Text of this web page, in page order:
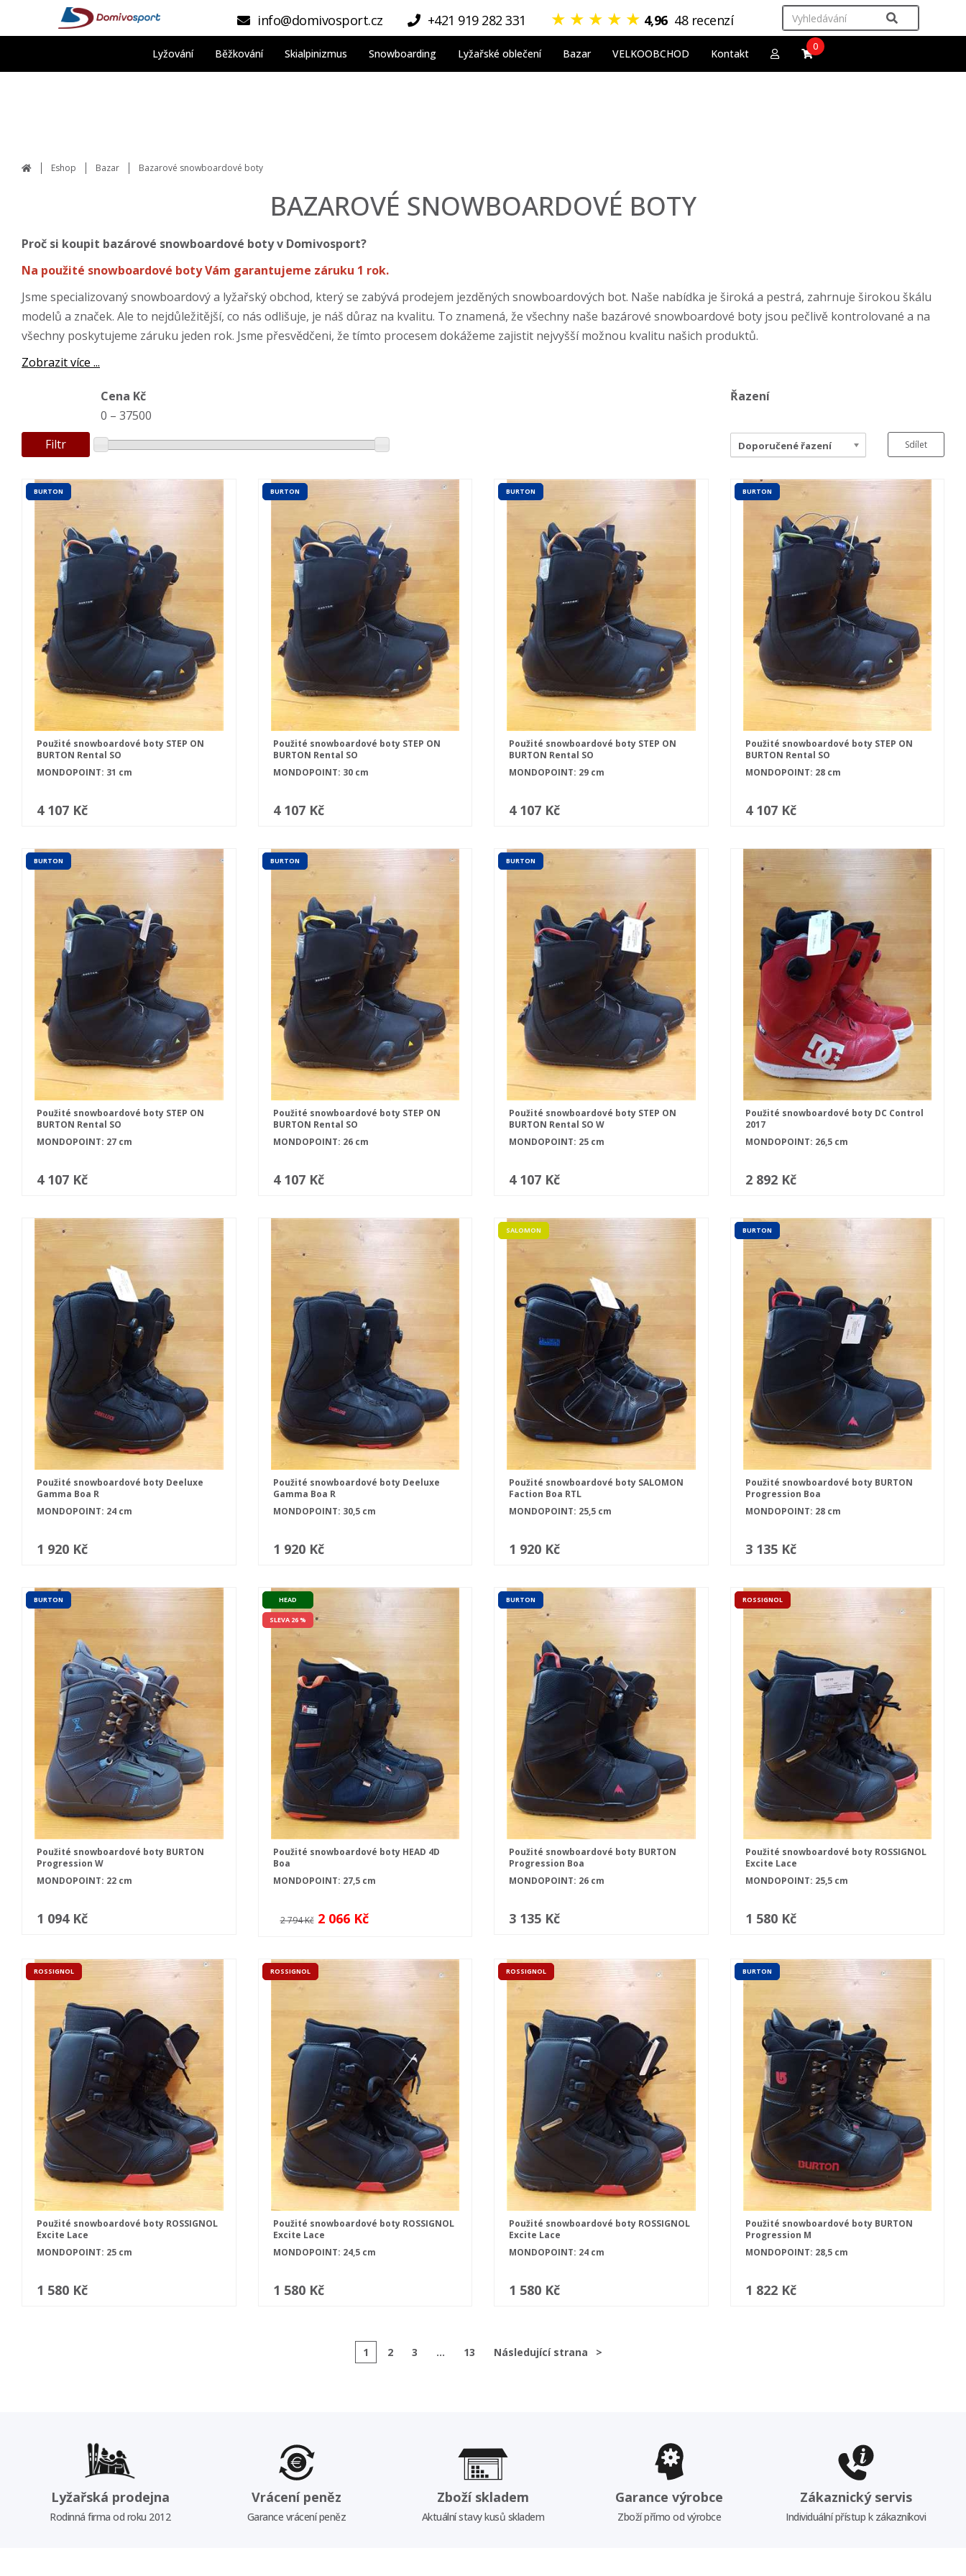
info@domivosport.cz +421 919 282 331 ★ ★ ★ ★ ★ 4,96 48 recenzí
Lyžování Běžkování Skialpinizmus Snowboarding Lyžařské oblečení Bazar VELKOOBCHOD Kontakt
0
Eshop Bazar Bazarové snowboardové boty
BAZAROVÉ SNOWBOARDOVÉ BOTY
Proč si koupit bazárové snowboardové boty v Domivosport?
Na použité snowboardové boty Vám garantujeme záruku 1 rok.
Jsme specializovaný snowboardový a lyžařský obchod, který se zabývá prodejem jezděných snowboardových bot. Naše nabídka je široká a pestrá, zahrnuje širokou škálu
modelů a značek. Ale to nejdůležitější, co nás odlišuje, je náš důraz na kvalitu. To znamená, že všechny naše bazárové snowboardové boty jsou pečlivě kontrolované a na
všechny poskytujeme záruku jeden rok. Jsme přesvědčeni, že tímto procesem dokážeme zajistit nejvyšší možnou kvalitu našich produktů.
Zobrazit více ...
Filtr
Cena Kč
0 – 37500
Řazení
Doporučené řazení Sdílet
BURTON
Použité snowboardové boty STEP ON
BURTON Rental SO
MONDOPOINT: 31 cm
4 107 Kč
BURTON
Použité snowboardové boty STEP ON
BURTON Rental SO
MONDOPOINT: 30 cm
4 107 Kč
BURTON
Použité snowboardové boty STEP ON
BURTON Rental SO
MONDOPOINT: 29 cm
4 107 Kč
BURTON
Použité snowboardové boty STEP ON
BURTON Rental SO
MONDOPOINT: 28 cm
4 107 Kč
BURTON
Použité snowboardové boty STEP ON
BURTON Rental SO
MONDOPOINT: 27 cm
4 107 Kč
BURTON
Použité snowboardové boty STEP ON
BURTON Rental SO
MONDOPOINT: 26 cm
4 107 Kč
BURTON
Použité snowboardové boty STEP ON
BURTON Rental SO W
MONDOPOINT: 25 cm
4 107 Kč
Použité snowboardové boty DC Control
2017
MONDOPOINT: 26,5 cm
2 892 Kč
Použité snowboardové boty Deeluxe
Gamma Boa R
MONDOPOINT: 24 cm
1 920 Kč
Použité snowboardové boty Deeluxe
Gamma Boa R
MONDOPOINT: 30,5 cm
1 920 Kč
SALOMON
Použité snowboardové boty SALOMON
Faction Boa RTL
MONDOPOINT: 25,5 cm
1 920 Kč
BURTON
Použité snowboardové boty BURTON
Progression Boa
MONDOPOINT: 28 cm
3 135 Kč
BURTON
Použité snowboardové boty BURTON
Progression W
MONDOPOINT: 22 cm
1 094 Kč
HEAD
SLEVA 26 %
Použité snowboardové boty HEAD 4D
Boa
MONDOPOINT: 27,5 cm
2 794 Kč 2 066 Kč
BURTON
Použité snowboardové boty BURTON
Progression Boa
MONDOPOINT: 26 cm
3 135 Kč
ROSSIGNOL
Použité snowboardové boty ROSSIGNOL
Excite Lace
MONDOPOINT: 25,5 cm
1 580 Kč
ROSSIGNOL
Použité snowboardové boty ROSSIGNOL
Excite Lace
MONDOPOINT: 25 cm
1 580 Kč
ROSSIGNOL
Použité snowboardové boty ROSSIGNOL
Excite Lace
MONDOPOINT: 24,5 cm
1 580 Kč
ROSSIGNOL
Použité snowboardové boty ROSSIGNOL
Excite Lace
MONDOPOINT: 24 cm
1 580 Kč
BURTON
Použité snowboardové boty BURTON
Progression M
MONDOPOINT: 28,5 cm
1 822 Kč
1 2 3 ... 13 Následující strana >
Lyžařská prodejna
Rodinná firma od roku 2012
Vrácení peněz
Garance vrácení peněz
Zboží skladem
Aktuální stavy kusů skladem
Garance výrobce
Zboží přímo od výrobce
Zákaznický servis
Individuální přístup k zákazníkovi